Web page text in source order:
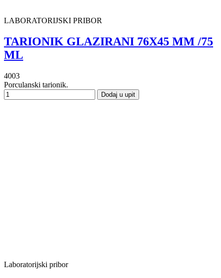
LABORATORIJSKI PRIBOR
TARIONIK GLAZIRANI 76X45 MM /75
ML
4003
Porculanski tarionik.
Dodaj u upit
Laboratorijski pribor